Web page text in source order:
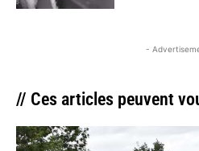
-
// Ces articles peuvent